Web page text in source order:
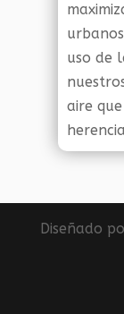
uso de
aire
Diseñado